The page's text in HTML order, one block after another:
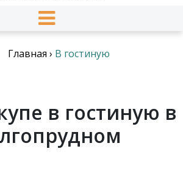
Главная › В гостиную
в гостиную в